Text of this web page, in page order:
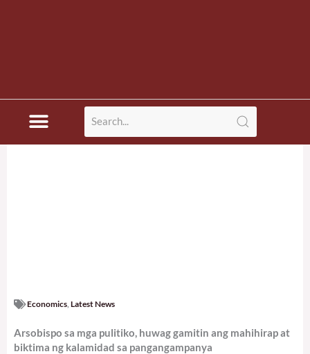
Economics Latest News
Arsobispo sa mga pulitiko, huwag gamitin ang mahihirap at
biktima ng kalamidad sa pangangampanya